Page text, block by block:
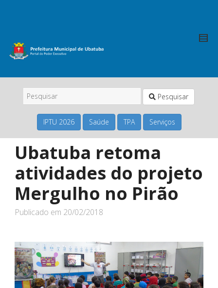
Pesquisar
IPTU 2026 Saúde TPA Serviços
Ubatuba retoma
atividades do projeto
Mergulho no Pirão
Publicado em 20/02/2018